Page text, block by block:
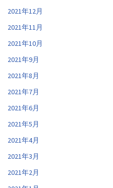
2021年12月
2021年11月
2021年10月
2021年9月
2021年8月
2021年7月
2021年6月
2021年5月
2021年4月
2021年3月
2021年2月